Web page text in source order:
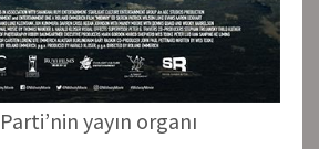
yayın organı